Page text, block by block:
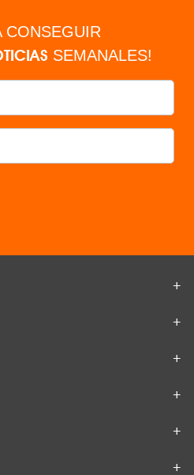
CONSEGUIR
SEMANALES!